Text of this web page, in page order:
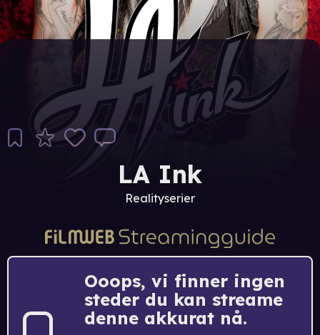
LA Ink
Realityserier
Ooops, vi finner ingen
steder du kan streame
denne akkurat nå.